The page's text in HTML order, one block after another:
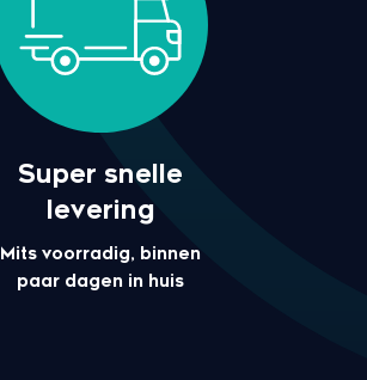
Super snelle
levering
Mits voorradig, binnen
paar dagen in huis